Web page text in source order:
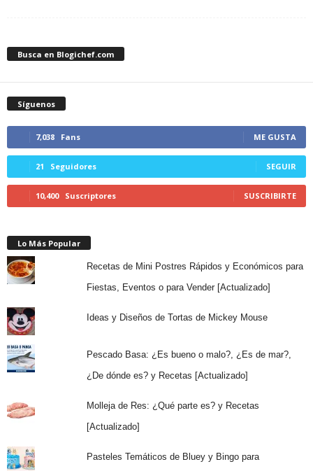
Busca en Blogichef.com
Síguenos
7,038 Fans ME GUSTA
21 Seguidores SEGUIR
10,400 Suscriptores SUSCRIBIRTE
Lo Más Popular
Recetas de Mini Postres Rápidos y Económicos para
Fiestas, Eventos o para Vender [Actualizado]
Ideas y Diseños de Tortas de Mickey Mouse
Pescado Basa: ¿Es bueno o malo?, ¿Es de mar?,
¿De dónde es? y Recetas [Actualizado]
Molleja de Res: ¿Qué parte es? y Recetas
[Actualizado]
Pasteles Temáticos de Bluey y Bingo para